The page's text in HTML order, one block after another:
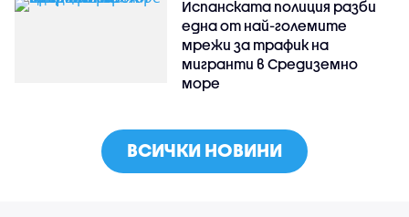
Испанската полиция разби
една от най-големите
мрежи за трафик на
мигранти в Средиземно
море
ВСИЧКИ НОВИНИ